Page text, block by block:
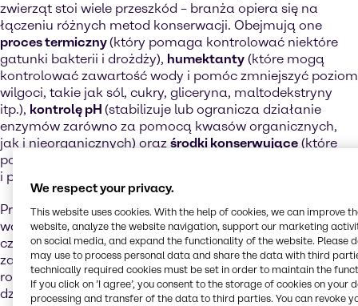
zwierząt stoi wiele przeszkód – branża opiera się na
łączeniu różnych metod konserwacji. Obejmują one
proces termiczny(który pomaga kontrolować niektóre
gatunki bakterii i drożdży), humektanty (które mogą
kontrolować zawartość wody i pomóc zmniejszyć poziom
wilgoci, takie jak sól, cukry, gliceryna, maltodekstryny
itp.), kontrolę pH (stabilizuje lub ogranicza działanie
enzymów zarówno za pomocą kwasów organicznych,
jak i nieorganicznych) oraz środki konserwujące (które
pomagają zapobiegać psuciu się produktu przez bakterie
i pleśnie).
Proces jełczenia może mieć negatywny wpływ na
wartość odżywczą żywności.Antyoksydanty są również
często stosowane jako środki konserwujące w żywności
zawierającej tłuszcze, aby opóźnić lub zapobiec
rozwojowi jełczenia spowodowanego utlenianiem lub
działaniem drobnoustrojów.
We respect your privacy.
This website uses cookies. With the help of cookies, we can improve
website, analyze the website navigation, support our marketing
on social media, and expand the functionality of the website. Please
may use to process personal data and share the data with third
technically required cookies must be set in order to maintain the
If you click on ’I agree’, you consent to the storage of cookies on your
processing and transfer of the data to third parties. You can revoke